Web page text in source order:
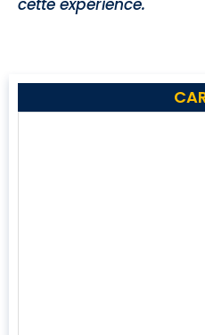
cette expérience.